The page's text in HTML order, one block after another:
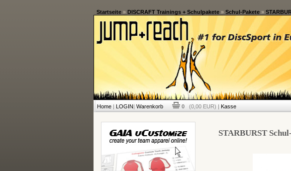
Startseite» DISCRAFT Trainings + Schulpakete» Schul-Pakete»
Home| LOGIN| Warenkorb 0 (0,00 EUR) | Kasse
STARBURST